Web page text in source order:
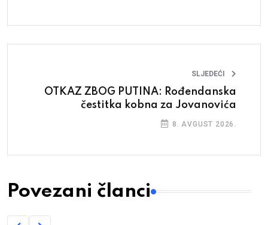
SLJEDEĆI
OTKAZ ZBOG PUTINA: Rođendanska
čestitka kobna za Jovanovića
8. AVGUST 2026.
Povezani članci